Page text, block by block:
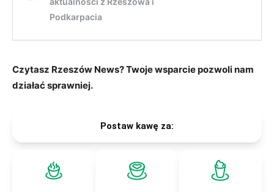
Czytasz Rzeszów News? Twoje wsparcie pozwoli nam
działać sprawniej.
Postaw kawę za: